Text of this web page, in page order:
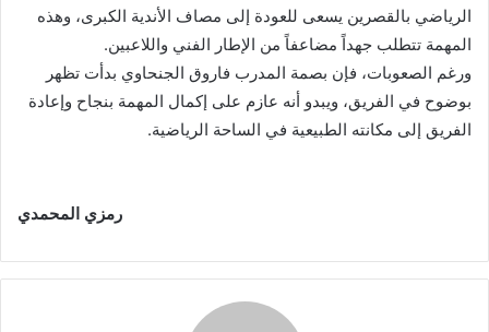
الرياضي بالقصرين يسعى للعودة إلى مصاف الأندية الكبرى، وهذه
المهمة تتطلب جهداً مضاعفاً من الإطار الفني واللاعبين.
ورغم الصعوبات، فإن بصمة المدرب فاروق الجنحاوي بدأت تظهر
بوضوح في الفريق، ويبدو أنه عازم على إكمال المهمة بنجاح وإعادة
الفريق إلى مكانته الطبيعية في الساحة الرياضية.
رمزي المحمدي